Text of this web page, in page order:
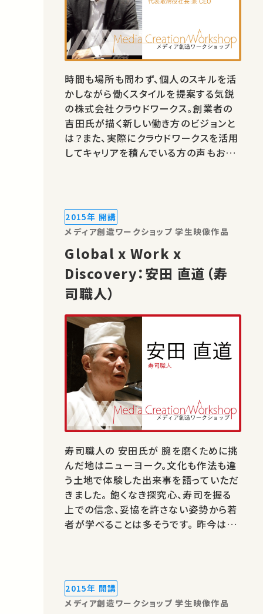
時間も場所も問わず、個人のスキルを活
かしながら働くスタイルを提案する気鋭
の株式会社クラウドワークス。創業者の
吉田氏が描く新しい働き方のビジョンと
は？また、実際にクラウドワークスを活用
してキャリアを積んでいる方の声もお届
京大学 全学自由研究ゼミナール「メディ
ア創造ワークショ…
2015年 開講
メディア創造ワークショップ 学生映像作品
Global x Work x
Discovery：安田 直道（寿
司職人）
寿司職人の 安田氏が 腕を磨くために挑
んだ地はニューヨーク。文化も作法も違
う土地で体験した出来事を語っていただ
きました。 飽くなき探究心、寿司を握る
上での信念、妥協を許さない姿勢から若
者が学べることは多そうです。 昨今はメ
ゼミナール「メディア創造ワークショ…
2015年 開講
メディア創造ワークショップ 学生映像作品